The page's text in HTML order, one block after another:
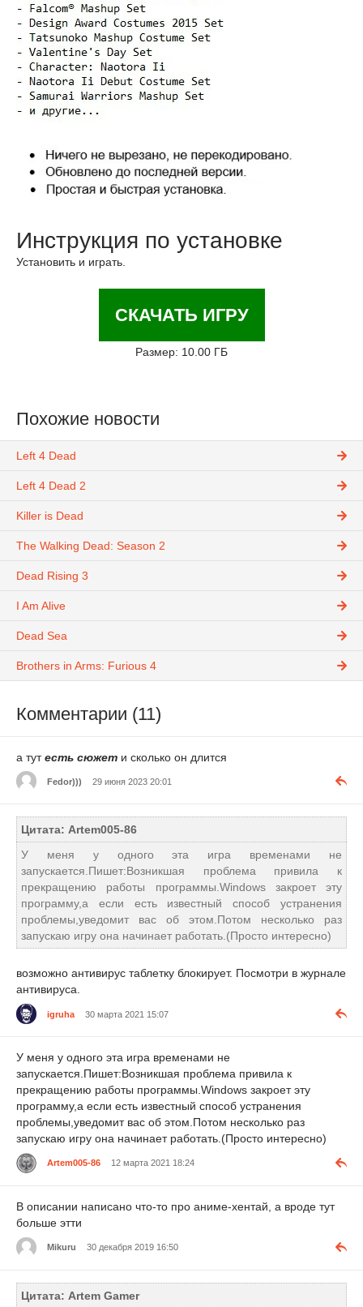
Инструкция по установке
Установить и играть.
СКАЧАТЬ ИГРУ
Размер: 10.00 ГБ
Похожие новости
Left 4 Dead
Left 4 Dead 2
Killer is Dead
The Walking Dead: Season 2
Dead Rising 3
I Am Alive
Dead Sea
Brothers in Arms: Furious 4
Комментарии (11)
а тутесть сюжет и сколько он длится
Fedor))) 29 июня 2023 20:01
Цитата: Artem005-86
У меня у одного эта игра временами не
запускается.Пишет:Возникшая проблема привила к
прекращению работы программы.Windows закроет эту
программу,а если есть известный способ устранения
проблемы,уведомит вас об этом.Потом несколько раз
запускаю игру она начинает работать.(Просто интересно)
возможно антивирус таблетку блокирует. Посмотри в журнале
антивируса.
igruha 30 марта 2021 15:07
У меня у одного эта игра временами не
запускается.Пишет:Возникшая проблема привила к
прекращению работы программы.Windows закроет эту
программу,а если есть известный способ устранения
проблемы,уведомит вас об этом.Потом несколько раз
запускаю игру она начинает работать.(Просто интересно)
Artem005-86 12 марта 2021 18:24
В описании написано что-то про аниме-хентай, а вроде тут
больше этти
Mikuru 30 декабря 2019 16:50
Цитата: Artem Gamer